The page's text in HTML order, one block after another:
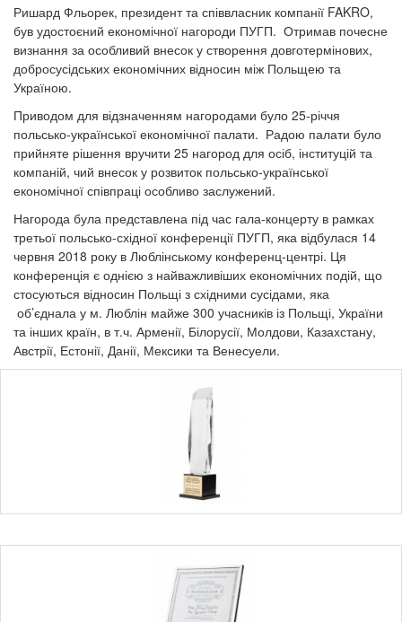
Ришард Фльорек, президент та співвласник компанії FAKRO,
був удостоєний економічної нагороди ПУГП. Отримав почесне
визнання за особливий внесок у створення довготермінових,
добросусідських економічних відносин між Польщею та
Україною.
Приводом для відзначенням нагородами було 25-річчя
польсько-української економічної палати. Радою палати було
прийняте рішення вручити 25 нагород для осіб, інституцій та
компаній, чий внесок у розвиток польсько-української
економічної співпраці особливо заслужений.
Нагорода була представлена під час гала-концерту в рамках
третьої польсько-східної конференції ПУГП, яка відбулася 14
червня 2018 року в Люблінському конференц-центрі. Ця
конференція є однією з найважливіших економічних подій, що
стосуються відносин Польщі з східними сусідами, яка
об’єднала у м. Люблін майже 300 учасників із Польщі, України
та інших країн, в т.ч. Арменії, Білорусії, Молдови, Казахстану,
Австрії, Естонії, Данії, Мексики та Венесуели.